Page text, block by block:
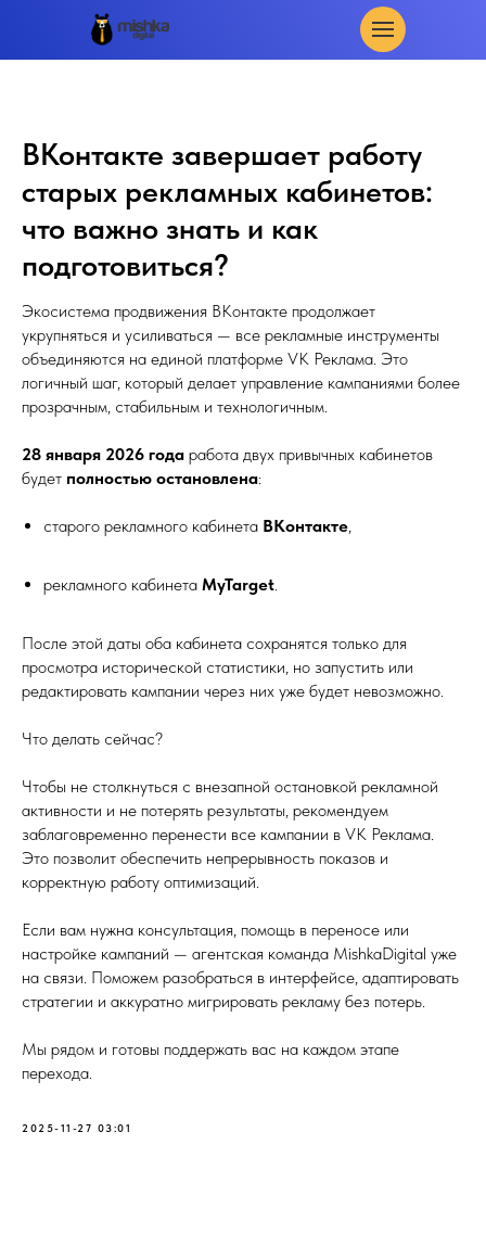
ВКонтакте завершает работу
старых рекламных кабинетов:
что важно знать и как
подготовиться?
Экосистема продвижения ВКонтакте продолжает
укрупняться и усиливаться — все рекламные инструменты
объединяются на единой платформе VK Реклама. Это
логичный шаг, который делает управление кампаниями более
прозрачным, стабильным и технологичным.
28 января 2026 года работа двух привычных кабинетов
будет полностью остановлена:
старого рекламного кабинета ВКонтакте,
рекламного кабинета MyTarget.
После этой даты оба кабинета сохранятся только для
просмотра исторической статистики, но запустить или
редактировать кампании через них уже будет невозможно.
Что делать сейчас?
Чтобы не столкнуться с внезапной остановкой рекламной
активности и не потерять результаты, рекомендуем
заблаговременно перенести все кампании в VK Реклама.
Это позволит обеспечить непрерывность показов и
корректную работу оптимизаций.
Если вам нужна консультация, помощь в переносе или
настройке кампаний — агентская команда MishkaDigital уже
на связи. Поможем разобраться в интерфейсе, адаптировать
стратегии и аккуратно мигрировать рекламу без потерь.
Мы рядом и готовы поддержать вас на каждом этапе
перехода.
2025-11-27 03:01